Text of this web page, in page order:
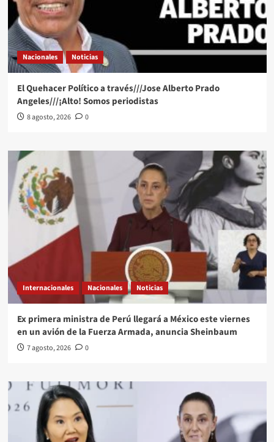
Nacionales Noticias
El Quehacer Político a través///Jose Alberto Prado
Angeles///¡Alto! Somos periodistas
8 agosto, 2026 0
Internacionales Nacionales Noticias
Ex primera ministra de Perú llegará a México este viernes
en un avión de la Fuerza Armada, anuncia Sheinbaum
7 agosto, 2026 0